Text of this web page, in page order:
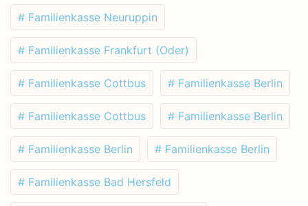
# Familienkasse Neuruppin
# Familienkasse Frankfurt (Oder)
# Familienkasse Cottbus # Familienkasse Berlin
# Familienkasse Cottbus # Familienkasse Berlin
# Familienkasse Berlin # Familienkasse Berlin
# Familienkasse Bad Hersfeld